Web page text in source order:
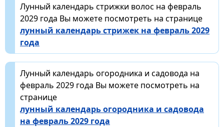
Лунный календарь стрижки волос на февраль
2029 года Вы можете посмотреть на странице
лунный календарь стрижек на февраль 2029
года
Лунный календарь огородника и садовода на
февраль 2029 года Вы можете посмотреть на
странице
лунный календарь огородника и садовода
на февраль 2029 года